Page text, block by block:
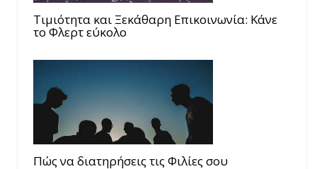
Τιμιότητα και Ξεκάθαρη Επικοινωνία: Κάνε
το Φλερτ εύκολο
Πώς να διατηρήσεις τις Φιλίες σου